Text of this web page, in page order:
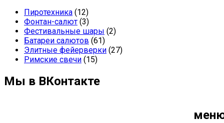
Пиротехника (12)
Фонтан-салют (3)
Фестивальные шары (2)
Батареи салютов (61)
Элитные фейерверки (27)
Римские свечи (15)
Мы в ВКонтакте